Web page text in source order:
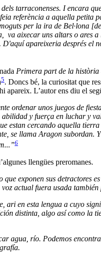
tarraconenses. I encara
referència a aquella petita
per la ira de Bel·lona
va aixecar uns altars o ares a
apareixeria després el
Primera part de la història
5. Doncs bé, la curiositat que
apareix. L’autor ens diu el
ordenar unos juegos de
y fuerça en luchar y
estan cercando aquella tierra
se llama Aragon subordan.
6
llengües preromanes.
exponen sus detractores
actual fuera usada también
ari en esta lengua a cuyo
distinta, algo así como la
agua, río. Podemos